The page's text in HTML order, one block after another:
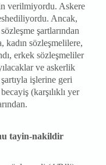
verilmiyordu. Askere
Ancak,
şartlarından
kadın sözleşmelilere,
erkek sözleşmeliler
ve askerlik
işlerine geri
(karşılıklı yer
tayin-nakildir